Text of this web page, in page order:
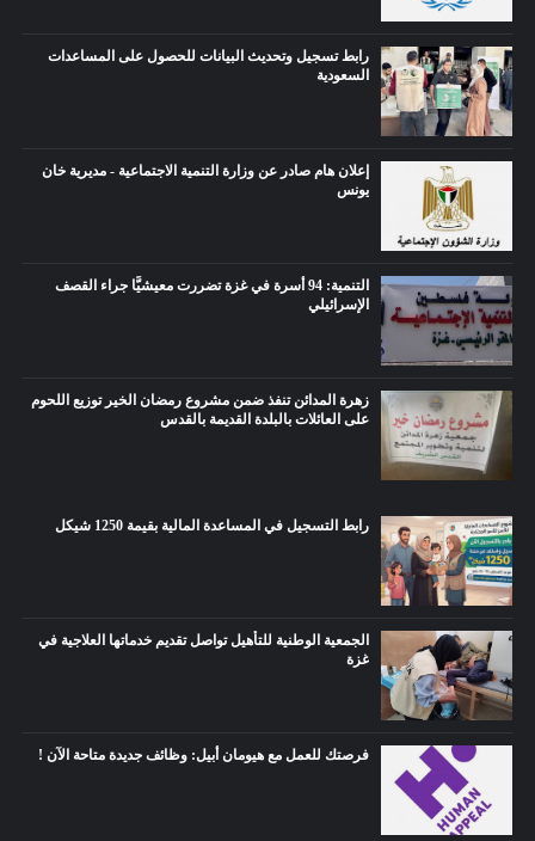
رابط تسجيل وتحديث البيانات للحصول على المساعدات
السعودية
إعلان هام صادر عن وزارة التنمية الاجتماعية - مديرية خان
يونس
التنمية: 94 أسرة في غزة تضررت معيشيًّا جراء القصف
الإسرائيلي
زهرة المدائن تنفذ ضمن مشروع رمضان الخير توزيع اللحوم
على العائلات بالبلدة القديمة بالقدس
رابط التسجيل في المساعدة المالية بقيمة 1250 شيكل
الجمعية الوطنية للتأهيل تواصل تقديم خدماتها العلاجية في
غزة
فرصتك للعمل مع هيومان أبيل: وظائف جديدة متاحة الآن !